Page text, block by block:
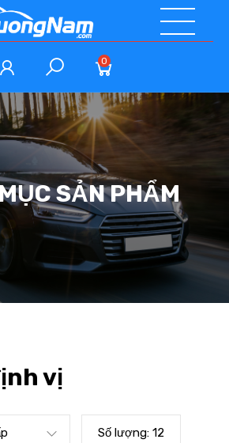
0
SẢN PHẨM
vị
Số lượng: 12